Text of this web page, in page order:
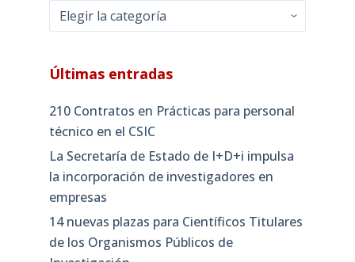
Categorías
Últimas entradas
210 Contratos en Prácticas para personal
técnico en el CSIC
La Secretaría de Estado de I+D+i impulsa
la incorporación de investigadores en
empresas
14 nuevas plazas para Científicos Titulares
de los Organismos Públicos de